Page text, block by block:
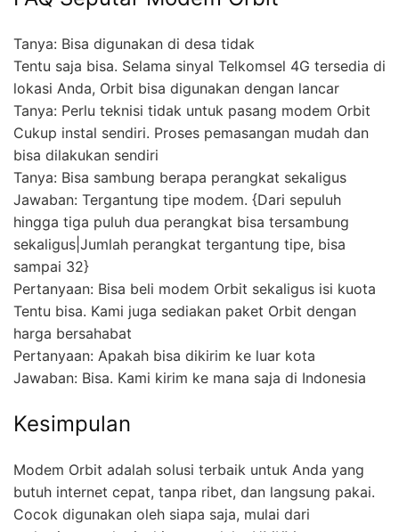
Tanya: Bisa digunakan di desa tidak
Tentu saja bisa. Selama sinyal Telkomsel 4G tersedia di
lokasi Anda, Orbit bisa digunakan dengan lancar
Tanya: Perlu teknisi tidak untuk pasang modem Orbit
Cukup instal sendiri. Proses pemasangan mudah dan
bisa dilakukan sendiri
Tanya: Bisa sambung berapa perangkat sekaligus
Jawaban: Tergantung tipe modem. {Dari sepuluh
hingga tiga puluh dua perangkat bisa tersambung
sekaligus|Jumlah perangkat tergantung tipe, bisa
sampai 32}
Pertanyaan: Bisa beli modem Orbit sekaligus isi kuota
Tentu bisa. Kami juga sediakan paket Orbit dengan
harga bersahabat
Pertanyaan: Apakah bisa dikirim ke luar kota
Jawaban: Bisa. Kami kirim ke mana saja di Indonesia
Kesimpulan
Modem Orbit adalah solusi terbaik untuk Anda yang
butuh internet cepat, tanpa ribet, dan langsung pakai.
Cocok digunakan oleh siapa saja, mulai dari